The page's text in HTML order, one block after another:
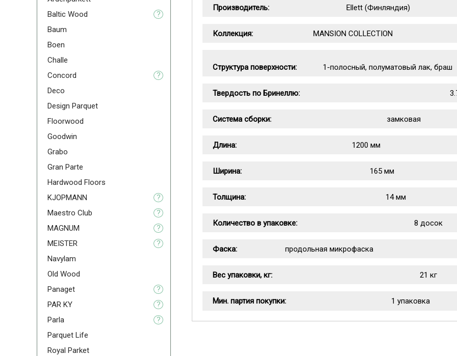
Производитель: Ellett (Финляндия)
Коллекция: MANSION COLLECTION
Структура поверхности: 1-полосный, полуматовый лак, браш
Твердость по Бринеллю:
Система сборки: замковая
Длина: 1200 мм
Ширина: 165 мм
Толщина: 14 мм
Количество в упаковке: 8 досок
Фаска: продольная микрофаска
Вес упаковки, кг: 21 кг
Мин. партия покупки: 1 упаковка
Baltic Wood
?
Baum
Boen
Challe
Concord
?
Deco
Design Parquet
Floorwood
Goodwin
Grabo
Gran Parte
Hardwood Floors
KJOPMANN
?
Maestro Club
?
MAGNUM
?
MEISTER
?
Navylam
Old Wood
Panaget
?
PAR KY
?
Parla
?
Parquet Life
Royal Parket